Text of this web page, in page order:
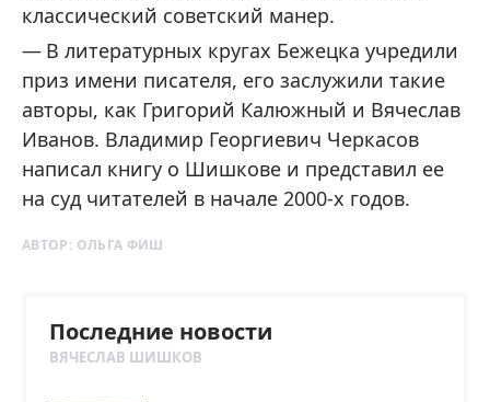
классический советский манер.
В литературных кругах Бежецка учредили
приз имени писателя, его заслужили такие
авторы, как Григорий Калюжный и Вячеслав
Иванов. Владимир Георгиевич Черкасов
написал книгу о Шишкове и представил ее
на суд читателей в начале 2000-х годов.
АВТОР: ОЛЬГА ФИШ
Последние новости
ВЯЧЕСЛАВ ШИШКОВ